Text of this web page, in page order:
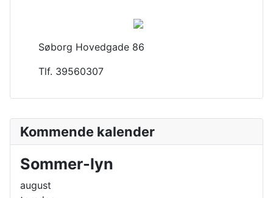
Kommende kalender
Sommer-lyn
august
Søborg Hovedgade 86
Tlf. 39560307